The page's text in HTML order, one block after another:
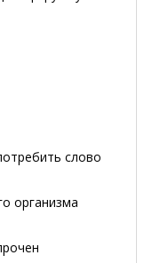
слово
организма